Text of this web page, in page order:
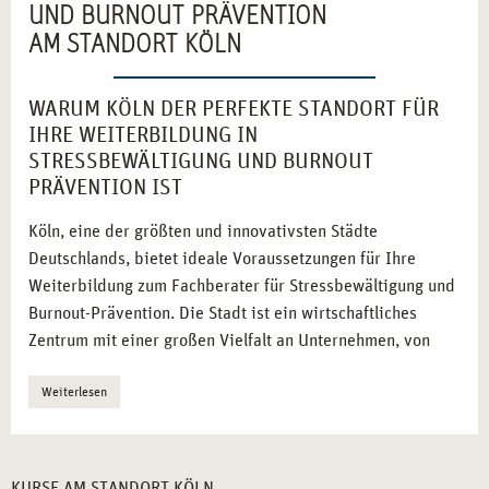
UND BURNOUT PRÄVENTION
AM STANDORT KÖLN
WARUM KÖLN DER PERFEKTE STANDORT FÜR
IHRE WEITERBILDUNG IN
STRESSBEWÄLTIGUNG UND BURNOUT
PRÄVENTION IST
Köln, eine der größten und innovativsten Städte
Deutschlands, bietet ideale Voraussetzungen für Ihre
Weiterbildung zum Fachberater für Stressbewältigung und
Burnout-Prävention. Die Stadt ist ein wirtschaftliches
Zentrum mit einer großen Vielfalt an Unternehmen, von
der psychischen Gesundheit ihrer Mitarbeitenden immer
nachhaltige Stressbewältigungsstrategien zu entwickeln
Weiterlesen